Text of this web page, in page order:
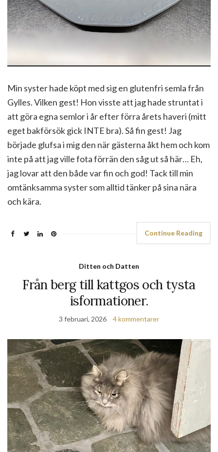
Min syster hade köpt med sig en glutenfri semla från
Gylles. Vilken gest! Hon visste att jag hade struntat i
att göra egna semlor i år efter förra årets haveri (mitt
eget bakförsök gick INTE bra). Så fin gest! Jag
började glufsa i mig den när gästerna åkt hem och kom
inte på att jag ville fota förrän den såg ut så här… Eh,
jag lovar att den både var fin och god! Tack till min
omtänksamma syster som alltid tänker på sina nära
och kära.
Continue Reading
Ditten och Datten
Från berg till kattgos och tysta
isformationer.
3 februari, 2026 4 kommentarer